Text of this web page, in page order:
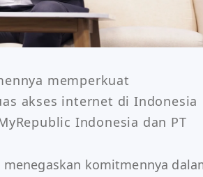
memperkuat
akses internet di Indonesia
Indonesia dan PT
menegaskan komitmennya